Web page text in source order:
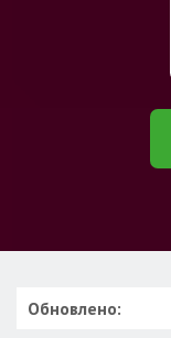
Обновлено: